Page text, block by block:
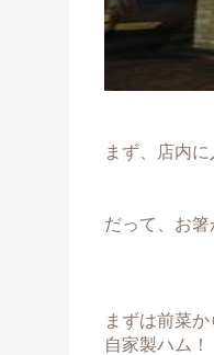
まず、店内
だって、お
まずは前菜
自家製ハム！